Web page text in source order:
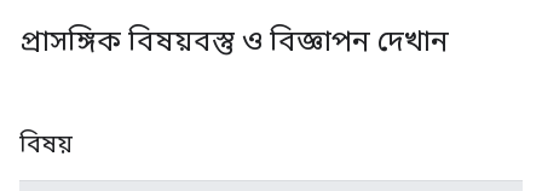
প্রাসঙ্গিক বিষয়বস্তু ও বিজ্ঞাপন দেখান
বিষয়